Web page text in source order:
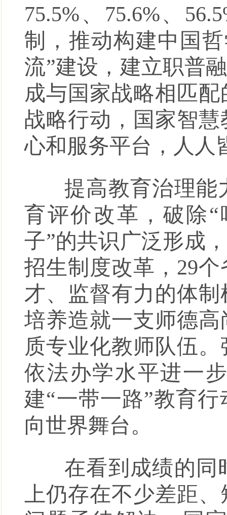
75.5%、75.6%、
制，推动构建中国
流”建设，建立职普
成与国家战略相匹
战略行动，国家智
心和服务平台，人人
提高教育治理能
育评价改革，破除
子”的共识广泛形成
招生制度改革，29
才、监督有力的体
培养造就一支师德
质专业化教师队伍
依法办学水平进一
建“一带一路”教育
向世界舞台。
在看到成绩的同
上仍存在不少差距